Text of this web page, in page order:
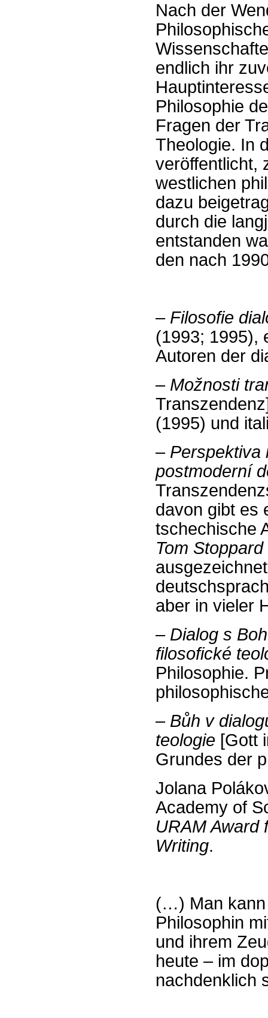
Nach der
endlich ihr
Philosophie
Fragen der
Theologie. In
veröffentlicht,
westlichen
dazu
durch die
entstanden
den nach
– Filosofie
(1993; 1995),
Autoren der
– Možnosti
(1995) und
– Perspektiva
postmoderní
davon gibt es
tschechische
Tom
aber in vieler
– Dialog s
filosofické
Philosophie.
– Bůh v
teologie [Gott
Grundes der
Jolana
Academy of
URAM Award
Writing.
(…) Man kann
Philosophin
und ihrem
heute – im
nachdenklich